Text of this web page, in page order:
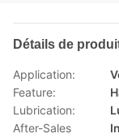
Détails de
Application:
Feature:
Lubrication:
After-Sales